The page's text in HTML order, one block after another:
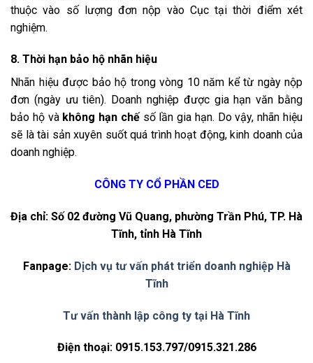
thuộc vào số lượng đơn nộp vào Cục tại thời điểm xét
nghiệm.
8. Thời hạn bảo hộ nhãn hiệu
Nhãn hiệu được bảo hộ trong vòng 10 năm kể từ ngày nộp
đơn (ngày ưu tiên). Doanh nghiệp được gia hạn văn bằng
bảo hộ và không hạn chếsố lần gia hạn. Do vậy, nhãn hiệu
sẽ là tài sản xuyên suốt quá trình hoạt động, kinh doanh của
doanh nghiệp.
CÔNG TY CỔ PHẦN CED
Địa chỉ: Số 02 đường Vũ Quang, phường Trần Phú, TP. Hà
Tĩnh, tỉnh Hà Tĩnh
Fanpage: Dịch vụ tư vấn phát triển doanh nghiệp Hà
Tĩnh
Tư vấn thành lập công ty tại Hà Tĩnh
Điện thoại: 0915.153.797/0915.321.286